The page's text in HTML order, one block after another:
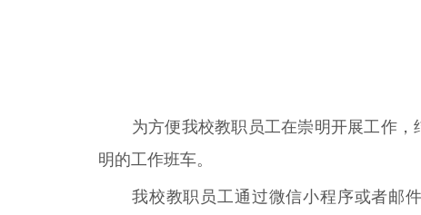
为方便我校教职员工在崇明开展工作
明的工作班车。
我校教职员工通过微信小程序或者邮